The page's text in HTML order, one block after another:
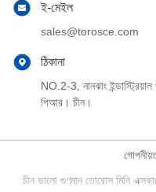
ই-মেইল
sales@torosce.com
ঠিকানা
NO.2-3, নানঝাং ইন্ডাস্ট্রিয়াল
পিআর। চীন।
চীন ভালো গুণমান তোরোস মিনি